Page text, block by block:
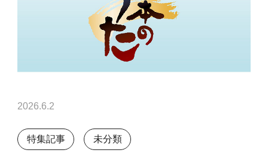
2026.6.2
特集記事 未分類